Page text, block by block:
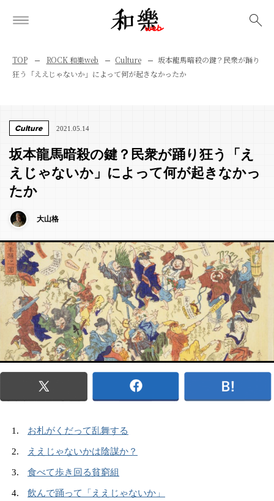
TOP ROCK 和樂web Culture
坂本龍馬暗殺の鍵？民衆が踊り
狂う「ええじゃないか」によって何が起きなかったか
Culture 2021.05.14
坂本龍馬暗殺の鍵？民衆が踊り狂う「え
えじゃないか」によって何が起きなかっ
たか
大山格
お札がくだって乱舞する
ええじゃないかは陰謀か？
食べて歩き回る貧窮組
飲んで踊って「ええじゃないか」